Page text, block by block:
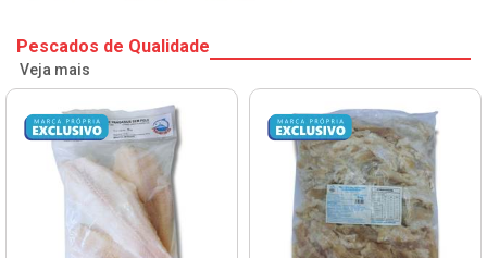
Pescados de Qualidade
Veja mais